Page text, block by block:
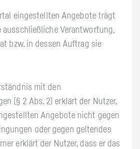
eingestellten Angebote trägt
ausschließliche Verantwortung,
bzw. in dessen Auftrag sie
mit den
(§ 2 Abs. 2) erklärt der Nutzer,
Angebote nicht gegen
oder gegen geltendes
erklärt der Nutzer, dass er das